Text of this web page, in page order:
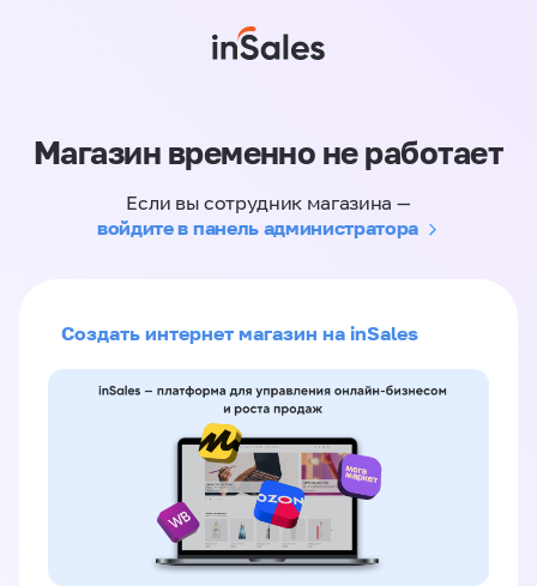
Магазин временно не работает
Если вы сотрудник магазина —
войдите в панель администратора
Создать интернет магазин на inSales